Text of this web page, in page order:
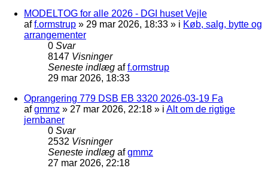
MODELTOG for alle 2026 - DGI huset Vejle
aff.ormstrup » 29 mar 2026, 18:33 » i Køb, salg, bytte og
arrangementer
0 Svar
8147 Visninger
Seneste indlæg aff.ormstrup
29 mar 2026, 18:33
Oprangering 779 DSB EB 3320 2026-03-19 Fa
afgmmz » 27 mar 2026, 22:18 » i Alt om de rigtige
jernbaner
0 Svar
2532 Visninger
Seneste indlæg afgmmz
27 mar 2026, 22:18